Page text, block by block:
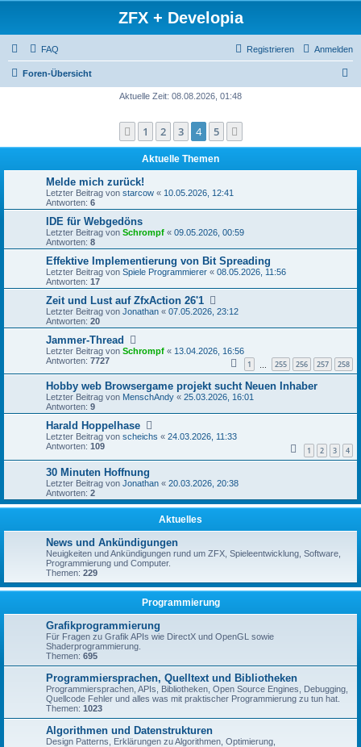
ZFX + Developia
FAQ Anmelden
Registrieren
Foren-Übersicht
e
Aktuelle Zeit: 08.08.2026, 01:48
Vorherige
1 2 3 4 5
Aktuelle Themen
Melde mich zurück!
Letzter Beitrag von starcow « 10.05.2026, 12:41
Antworten: 6
IDE für Webgedöns
Letzter Beitrag von Schrompf « 09.05.2026, 00:59
Antworten: 8
Effektive Implementierung von Bit Spreading
Letzter Beitrag von Spiele Programmierer « 08.05.2026, 11:56
Antworten: 17
Zeit und Lust auf ZfxAction 26'1
Letzter Beitrag von Jonathan « 07.05.2026, 23:12
Antworten: 20
Jammer-Thread
Letzter Beitrag von Schrompf « 13.04.2026, 16:56
Antworten: 7727 1 255 256 257 258
Hobby web Browsergame projekt sucht Neuen Inhaber
Letzter Beitrag von MenschAndy « 25.03.2026, 16:01
Antworten: 9
Harald Hoppelhase
Letzter Beitrag von scheichs « 24.03.2026, 11:33
Antworten: 109 1 2 3 4
30 Minuten Hoffnung
Letzter Beitrag von Jonathan « 20.03.2026, 20:38
Antworten: 2
Aktuelles
News und Ankündigungen
Neuigkeiten und Ankündigungen rund um ZFX, Spieleentwicklung, Software,
Programmierung und Computer.
Themen: 229
Programmierung
Grafikprogrammierung
Für Fragen zu Grafik APIs wie DirectX und OpenGL sowie
Shaderprogrammierung.
Themen: 695
Programmiersprachen, Quelltext und Bibliotheken
Programmiersprachen, APIs, Bibliotheken, Open Source Engines, Debugging,
Quellcode Fehler und alles was mit praktischer Programmierung zu tun hat.
Themen: 1023
Algorithmen und Datenstrukturen
Design Patterns, Erklärungen zu Algorithmen, Optimierung,